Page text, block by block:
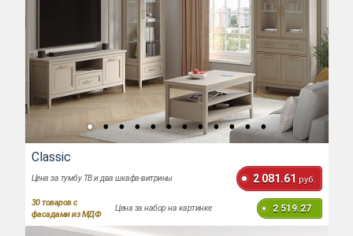
Classic
Цена за тумбу ТВ и два шкафа-витрины 2 081.61 руб.
30товаров с
фасадами из МДФ
Цена за набор на картинке 2 519.27